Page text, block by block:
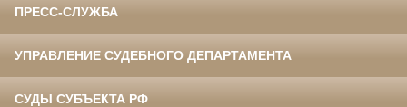
ПРЕСС-СЛУЖБА
УПРАВЛЕНИЕ СУДЕБНОГО ДЕПАРТАМЕНТА
СУДЫ СУБЪЕКТА РФ